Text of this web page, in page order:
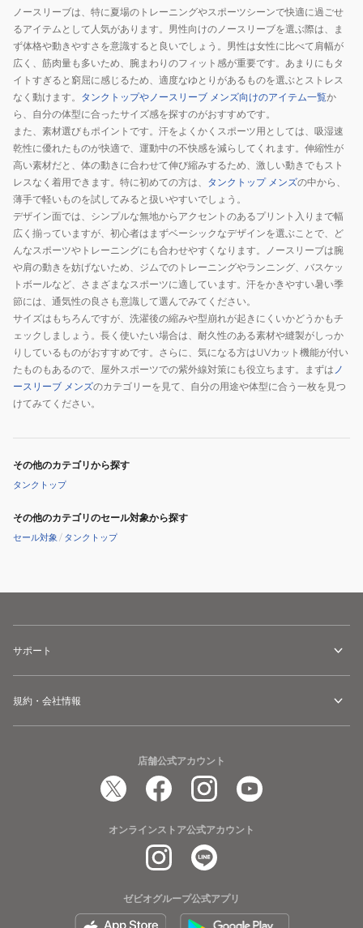
ノースリーブは、特に夏場のトレーニングやスポーツシーンで快適に過ごせ
るアイテムとして人気があります。男性向けのノースリーブを選ぶ際は、ま
ず体格や動きやすさを意識すると良いでしょう。男性は女性に比べて肩幅が
広く、筋肉量も多いため、腕まわりのフィット感が重要です。あまりにもタ
イトすぎると窮屈に感じるため、適度なゆとりがあるものを選ぶとストレス
なく動けます。 タンクトップやノースリーブ メンズ向けのアイテム一覧か
ら、自分の体型に合ったサイズ感を探すのがおすすめです。
また、素材選びもポイントです。汗をよくかくスポーツ用としては、吸湿速
乾性に優れたものが快適で、運動中の不快感を減らしてくれます。伸縮性が
高い素材だと、体の動きに合わせて伸び縮みするため、激しい動きでもスト
レスなく着用できます。特に初めての方は、 タンクトップ メンズの中から、
薄手で軽いものを試してみると扱いやすいでしょう。
デザイン面では、シンプルな無地からアクセントのあるプリント入りまで幅
広く揃っていますが、初心者はまずベーシックなデザインを選ぶことで、ど
んなスポーツやトレーニングにも合わせやすくなります。ノースリーブは腕
や肩の動きを妨げないため、ジムでのトレーニングやランニング、バスケッ
トボールなど、さまざまなスポーツに適しています。汗をかきやすい暑い季
節には、通気性の良さも意識して選んでみてください。
サイズはもちろんですが、洗濯後の縮みや型崩れが起きにくいかどうかもチ
ェックしましょう。長く使いたい場合は、耐久性のある素材や縫製がしっか
りしているものがおすすめです。さらに、気になる方はUVカット機能が付い
たものもあるので、屋外スポーツでの紫外線対策にも役立ちます。まずは ノ
ースリーブ メンズのカテゴリーを見て、自分の用途や体型に合う一枚を見つ
けてみてください。
その他のカテゴリから探す
タンクトップ
その他のカテゴリのセール対象から探す
セール対象 / タンクトップ
サポート
規約・会社情報
店舗公式アカウント
オンラインストア公式アカウント
ゼビオグループ公式アプリ